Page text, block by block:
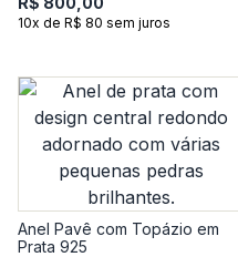
10x de R$ 80 sem juros
Anel Pavê com Topázio em
Prata 925